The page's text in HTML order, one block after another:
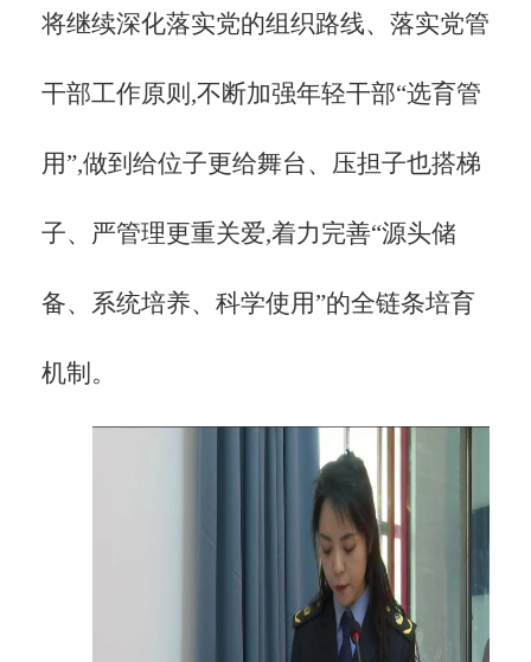
将继续深化落实党的组织路线、落实党管
干部工作原则,不断加强年轻干部“选育管
用”,做到给位子更给舞台、压担子也搭梯
子、严管理更重关爱,着力完善“源头储
备、系统培养、科学使用”的全链条培育
机制。